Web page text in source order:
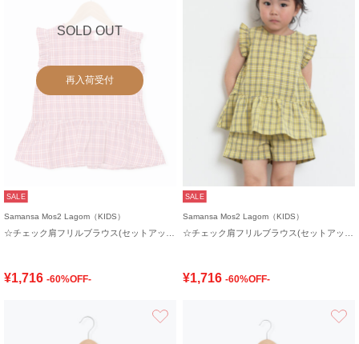
SOLD OUT
再入荷受付
SALE
Samansa Mos2 Lagom（KIDS）
¥1,716 -60%OFF-
SALE
Samansa Mos2 Lagom（KIDS）
¥1,716 -60%OFF-